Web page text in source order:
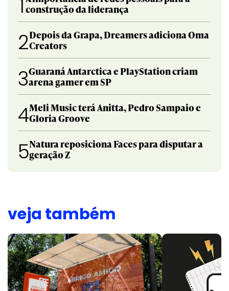
1 construção da liderança
2Depois da Grapa, Dreamers adiciona Oma
Creators
3Guaraná Antarctica e PlayStation criam
arena gamer em SP
4Meli Music terá Anitta, Pedro Sampaio e
Gloria Groove
5Natura reposiciona Faces para disputar a
geração Z
veja também